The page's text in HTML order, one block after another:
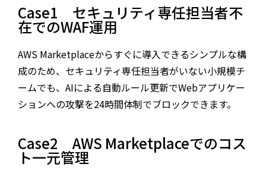
Case1 セキュリティ専任担当者不
在でのWAF運用
AWS Marketplaceからすぐに導入できるシンプルな構
成のため、セキュリティ専任担当者がいない小規模チ
ームでも、AIによる自動ルール更新でWebアプリケー
ションへの攻撃を24時間体制でブロックできます。
Case2 AWS Marketplaceでのコス
ト一元管理